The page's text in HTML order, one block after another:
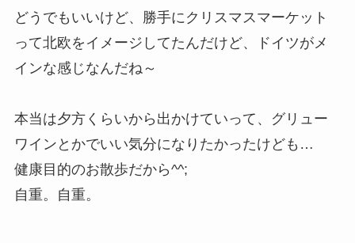
どうでもいいけど、勝手にクリスマスマーケット
って北欧をイメージしてたんだけど、ドイツがメ
インな感じなんだね～
本当は夕方くらいから出かけていって、グリュー
ワインとかでいい気分になりたかったけども…
健康目的のお散歩だから^^;
自重。自重。